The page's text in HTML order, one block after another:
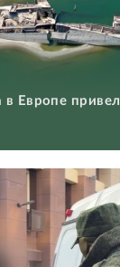
в Европе